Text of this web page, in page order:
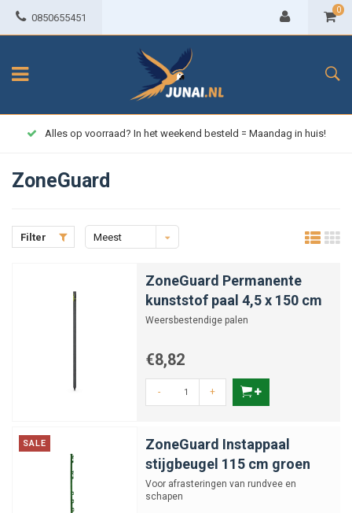
0850655451
0
Alles op voorraad? In het weekend besteld = Maandag in huis!
ZoneGuard
Filter
Meest
ZoneGuard Permanente
kunststof paal 4,5 x 150 cm
Weersbestendige palen
€8,82
- +
SALE
ZoneGuard Instappaal
stijgbeugel 115 cm groen
Voor afrasteringen van rundvee en
schapen